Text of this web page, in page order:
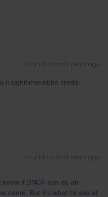
Forum|Forum|4 years ago
li significherebbe credo
Forum|Forum|4 years ago
if SNCF can do an
name. But it's what I'd ask at